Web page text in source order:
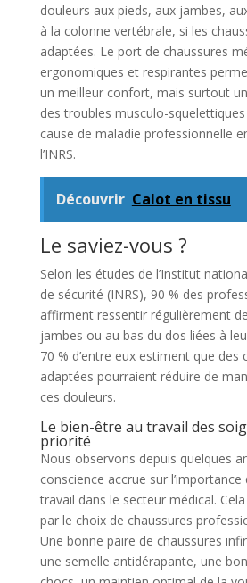
douleurs aux pieds, aux jambes,
à la colonne vertébrale, si les
adaptées. Le port de chaussures
ergonomiques et respirantes
un meilleur confort, mais surtout
des troubles musculo-squelettiques
cause de maladie professionnelle
l’INRS.
Découvrir Calot en tissu
Le saviez-vous ?
Selon les études de l’Institut
de sécurité (INRS), 90 % des
affirment ressentir régulièrement
jambes ou au bas du dos liées à
70 % d’entre eux estiment que des
adaptées pourraient réduire de
ces douleurs.
Le bien-être au travail des
priorité
Nous observons depuis quelques
conscience accrue sur l’importance
travail dans le secteur médical.
par le choix de chaussures
Une bonne paire de chaussures
une semelle antidérapante, une